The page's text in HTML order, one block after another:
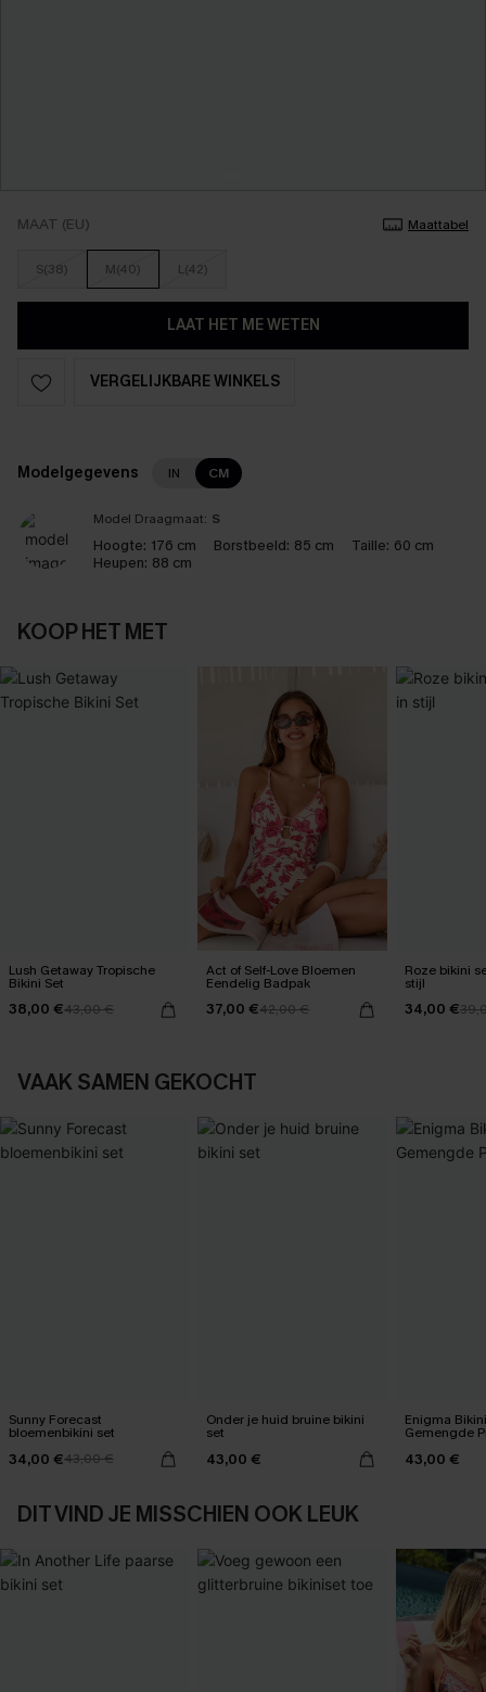
MAAT (EU) Maattabel
S(38) M(40) L(42)
LAAT HET ME WETEN
VERGELIJKBARE WINKELS
Modelgegevens IN CM
Model Draagmaat: S
Hoogte: 176 cm Borstbeeld: 85 cm Taille: 60 cm
Heupen: 88 cm
KOOP HET MET
Lush Getaway Tropische
Bikini Set
38,00 €43,00 €
Act of Self-Love Bloemen
Eendelig Badpak
37,00 €42,00 €
Roze bikini set
stijl
34,00 €
VAAK SAMEN GEKOCHT
Sunny Forecast
bloemenbikini set
34,00 €43,00 €
Onder je huid bruine bikini
set
43,00 €
Enigma
Gemengde
43,00 €
DIT VIND JE MISSCHIEN OOK LEUK